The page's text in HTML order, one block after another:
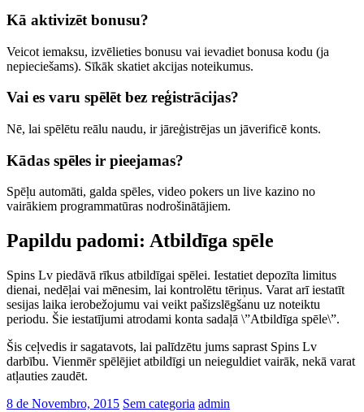
Kā aktivizēt bonusu?
Veicot iemaksu, izvēlieties bonusu vai ievadiet bonusa kodu (ja
nepieciešams). Sīkāk skatiet akcijas noteikumus.
Vai es varu spēlēt bez reģistrācijas?
Nē, lai spēlētu reālu naudu, ir jāreģistrējas un jāverificē konts.
Kādas spēles ir pieejamas?
Spēļu automāti, galda spēles, video pokers un live kazino no
vairākiem programmatūras nodrošinātājiem.
Papildu padomi: Atbildīga spēle
Spins Lv piedāvā rīkus atbildīgai spēlei. Iestatiet depozīta limitus
dienai, nedēļai vai mēnesim, lai kontrolētu tēriņus. Varat arī iestatīt
sesijas laika ierobežojumu vai veikt pašizslēgšanu uz noteiktu
periodu. Šie iestatījumi atrodami konta sadaļā \”Atbildīga spēle\”.
Šis ceļvedis ir sagatavots, lai palīdzētu jums saprast Spins Lv
darbību. Vienmēr spēlējiet atbildīgi un neieguldiet vairāk, nekā varat
atļauties zaudēt.
8 de Novembro, 2015 Sem categoria admin